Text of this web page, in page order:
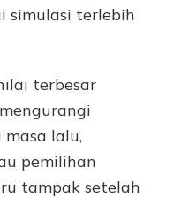
simulasi terlebih
terbesar
lalu,
pemilihan
tampak setelah